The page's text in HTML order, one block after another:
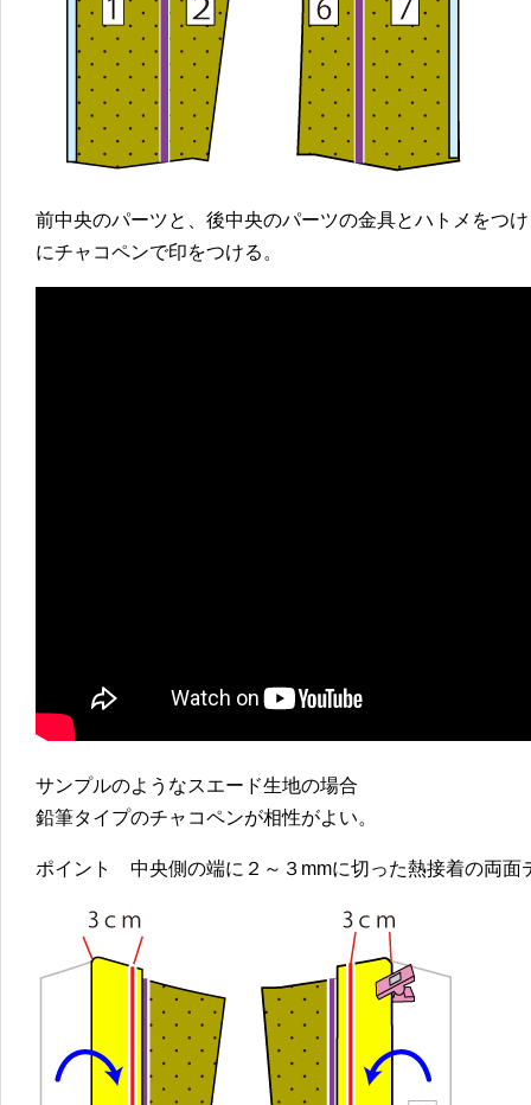
前中央のパーツと、後中央のパーツの金具とハトメをつ
にチャコペンで印をつける。
サンプルのようなスエード生地の場合
鉛筆タイプのチャコペンが相性がよい。
ポイント 中央側の端に２～３mmに切った熱接着の両面